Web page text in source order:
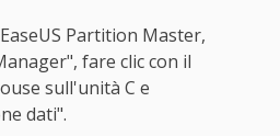
Partition Master,
fare clic con il
sull'unità C e
dati".